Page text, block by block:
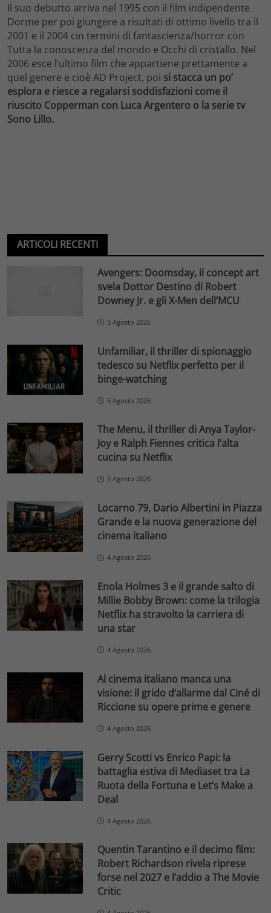
Il suo debutto arriva nel 1995 con il film indipendente
Dorme per poi giungere a risultati di ottimo livello tra il
2001 e il 2004 cin termini di fantascienza/horror con
Tutta la conoscenza del mondo e Occhi di cristallo. Nel
2006 esce l’ultimo film che appartiene prettamente a
quel genere e cioè AD Project, poi si stacca un po’
esplora e riesce a regalarsi soddisfazioni come il
riuscito Copperman con Luca Argentero o la serie tv
Sono Lillo.
ARTICOLI RECENTI
Avengers: Doomsday, il concept art
svela Dottor Destino di Robert
Downey Jr. e gli X-Men dell’MCU
5 Agosto 2026
Unfamiliar, il thriller di spionaggio
tedesco su Netflix perfetto per il
binge-watching
5 Agosto 2026
The Menu, il thriller di Anya Taylor-
Joy e Ralph Fiennes critica l’alta
cucina su Netflix
5 Agosto 2026
Locarno 79, Dario Albertini in Piazza
Grande e la nuova generazione del
cinema italiano
4 Agosto 2026
Enola Holmes 3 e il grande salto di
Millie Bobby Brown: come la trilogia
Netflix ha stravolto la carriera di
una star
4 Agosto 2026
Al cinema italiano manca una
visione: il grido d’allarme dal Ciné di
Riccione su opere prime e genere
4 Agosto 2026
Gerry Scotti vs Enrico Papi: la
battaglia estiva di Mediaset tra La
Ruota della Fortuna e Let’s Make a
Deal
4 Agosto 2026
Quentin Tarantino e il decimo film:
Robert Richardson rivela riprese
forse nel 2027 e l’addio a The Movie
Critic